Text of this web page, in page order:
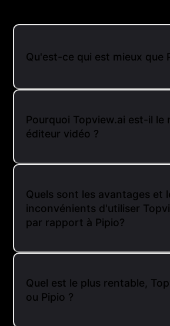
Qu'est-ce qui est mieux que
Pourquoi Topview.ai est-il le
éditeur vidéo ?
Quels sont les avantages et
inconvénients d'utiliser
par rapport à Pipio?
Quel est le plus rentable,
ou Pipio ?